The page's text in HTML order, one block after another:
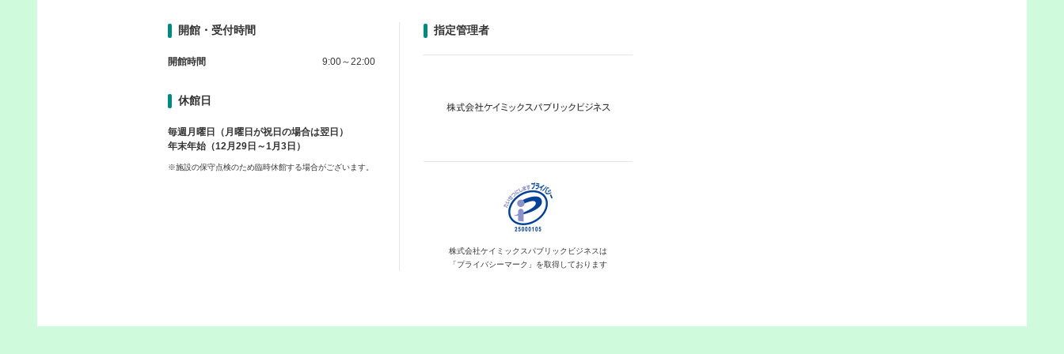
開館・受付時間
開館時間 9:00～22:00
休館日
毎週月曜日（月曜日が祝日の場合は翌日）
年末年始（12月29日～1月3日）
※施設の保守点検のため臨時休館する場合がございます。
指定管理者
株式会社ケイミックス パブリックビジネスは
「プライバシーマーク」を取得しております